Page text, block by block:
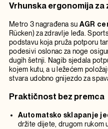
Vrhunska ergonomija za
Metro 3 nagrađena su AGR
Rücken) za zdravlje leđa.
podstavu koja pruža potporu
podesivi oslonac za noge
dugih šetnji. Nagib sjedala
kojem kutu, a u ležećem
stvara udobno gnijezdo za
Praktičnost bez premca
Automatsko sklapanje
držite dijete, drugom rukom